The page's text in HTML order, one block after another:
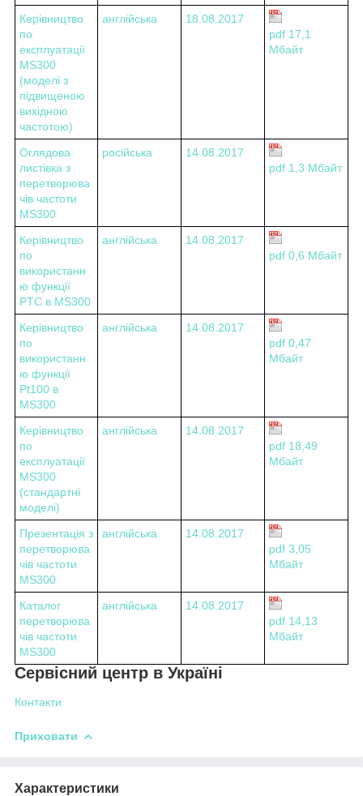
Керівництво
по
експлуатації
MS300
(моделі з
підвищеною
вихідною
частотою)
англійська
18.08.2017
pdf 17,1
Мбайт
Оглядова
листівка з
перетворюва
чів частоти
MS300
російська
14.08.2017
pdf 1,3 Мбайт
Керівництво
по
використанн
ю функції
PTC в MS300
англійська
14.08.2017
pdf 0,6 Мбайт
Керівництво
по
використанн
ю функції
Pt100 в
MS300
англійська
14.08.2017
pdf 0,47
Мбайт
Керівництво
по
експлуатації
MS300
(стандартні
моделі)
англійська
14.08.2017
pdf 18,49
Мбайт
Презентація з
перетворюва
чів частоти
MS300
англійська
14.08.2017
pdf 3,05
Мбайт
Каталог
перетворюва
чів частоти
MS300
англійська
14.08.2017
pdf 14,13
Мбайт
Сервісний центр в Україні
Контакти
Приховати
Характеристики